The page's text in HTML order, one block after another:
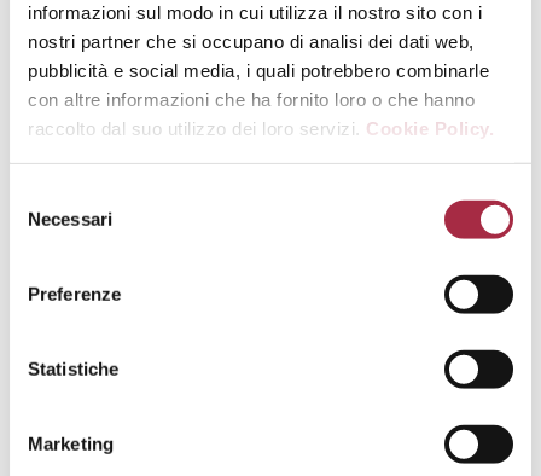
informazioni sul modo in cui utilizza il nostro sito con i
nostri partner che si occupano di analisi dei dati web,
pubblicità e social media, i quali potrebbero combinarle
con altre informazioni che ha fornito loro o che hanno
raccolto dal suo utilizzo dei loro servizi. Cookie Policy.
Necessari
Preferenze
Statistiche
Marketing
BROCHETA DE PULPO, DORADA Y LIMA